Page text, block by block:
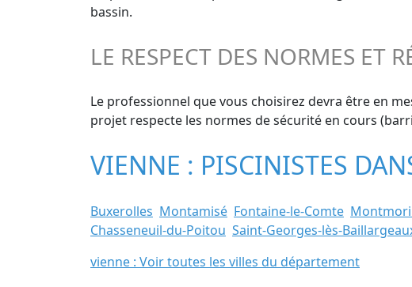
bassin.
LE RESPECT DES NORMES ET
Le professionnel que vous choisirez devra être en
projet respecte les normes de sécurité en cours
VIENNE : PISCINISTES
Buxerolles Montamisé Fontaine-le-Comte
Chasseneuil-du-Poitou Saint-Georges-lès-
vienne : Voir toutes les villes du département